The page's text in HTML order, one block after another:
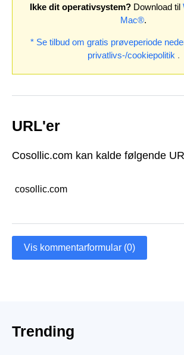
Ikke dit operativsystem? Download til
Mac®.
* Se tilbud om gratis prøveperiode
privatlivs-/cookiepolitik .
URL'er
Cosollic.com kan kalde følgende
cosollic.com
Vis kommentarformular (0)
Trending